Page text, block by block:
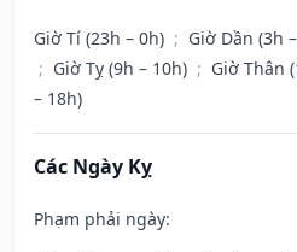
Giờ Tí (23h – 0h) ; Giờ Dần (3h
; Giờ Tỵ (9h – 10h) ; Giờ Thân
– 18h)
Các Ngày Kỵ
Phạm phải ngày: